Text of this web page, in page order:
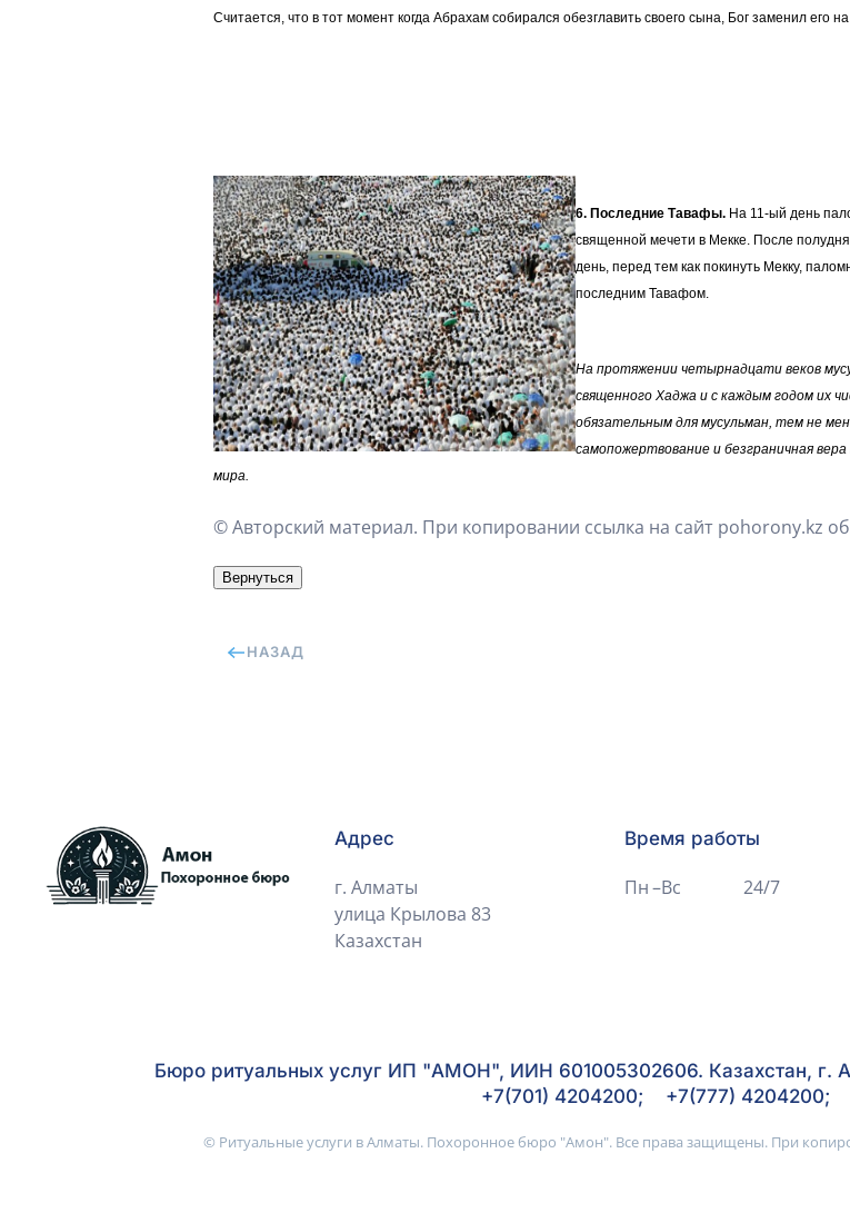
Считается, что в тот момент когда Абрахам собирался обезглавить своего сына, Бог заменил его
6. Последние Тавафы. На 11-ый день
священной мечети в Мекке. После
день, перед тем как покинуть Мекку,
последним Тавафом.
На протяжении четырнадцати веков
священного Хаджа и с каждым годом их
обязательным для мусульман, тем не
самопожертвование и безграничная
мира.
© Авторский материал. При копировании ссылка на сайт pohorony.kz
НАЗАД
Адрес
г. Алматы
улица Крылова 83
Казахстан
Время работы
Пн –Вс 24/7
Бюро ритуальных услуг ИП "АМОН", ИИН 601005302606. Казахстан, г.
+7(701) 4204200; +7(777) 4204200;
© Ритуальные услуги в Алматы. Похоронное бюро "Амон". Все права защищены. При